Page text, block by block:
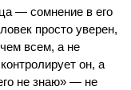
— сомнение в его
просто уверен,
всем, а не
он, а
не знаю» — не